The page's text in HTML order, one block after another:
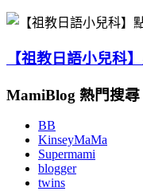
【祖教日語小兒科
MamiBlog 熱門搜尋
BB
KinseyMaMa
Supermami
blogger
twins